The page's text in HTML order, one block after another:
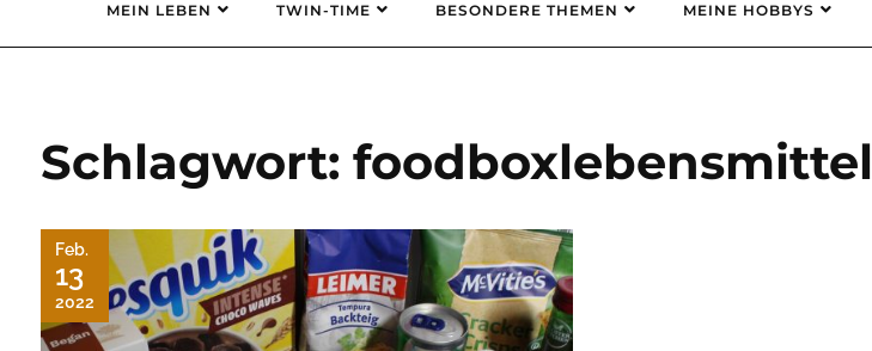
MEIN LEBEN TWIN-TIME BESONDERE THEMEN MEINE HOBBYS
Schlagwort: foodboxlebensmittel
Feb.
13
2022